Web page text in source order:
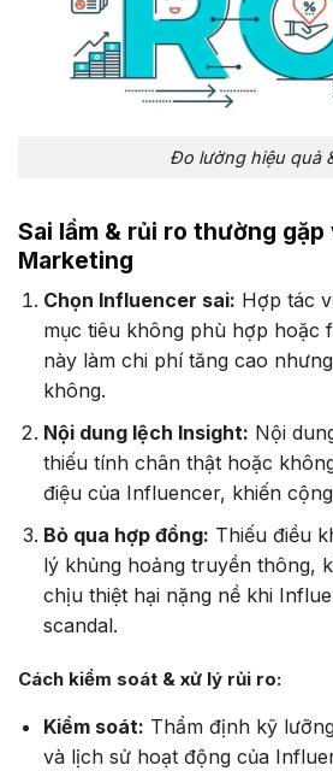
Đo lường hiệu quả
Sai lầm & rủi ro thường
Marketing
Chọn Influencer sai: Hợp tác
mục tiêu không phù hợp hoặc
này làm chi phí tăng cao
không.
Nội dung lệch Insight: Nội
thiếu tính chân thật hoặc
điệu của Influencer, khiến
Bỏ qua hợp đồng: Thiếu điều
lý khủng hoảng truyền thông,
chịu thiệt hại nặng nề khi
scandal.
Cách kiểm soát & xử lý rủi ro:
Kiểm soát: Thẩm định kỹ
và lịch sử hoạt động của